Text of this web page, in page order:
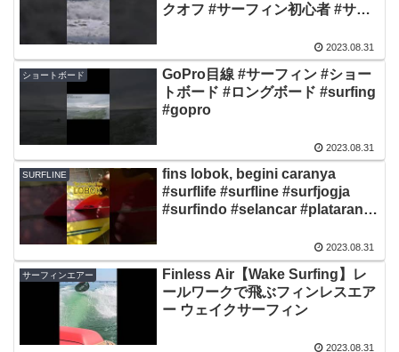
クオフ #サーフィン初心者 #サー
崎県日向市 #金ヶ浜 #趣味 #44歳
2023.08.31
ショートボード
GoPro目線 #サーフィン #ショー
トボード #ロングボード #surfing
#gopro
2023.08.31
SURFLINE
fins lobok, begini caranya
#surflife #surfline #surfjogja
#surfindo #selancar #plataran
2023.08.31
サーフィンエアー
Finless Air【Wake Surfing】レ
ールワークで飛ぶフィンレスエア
ー ウェイクサーフィン
2023.08.31